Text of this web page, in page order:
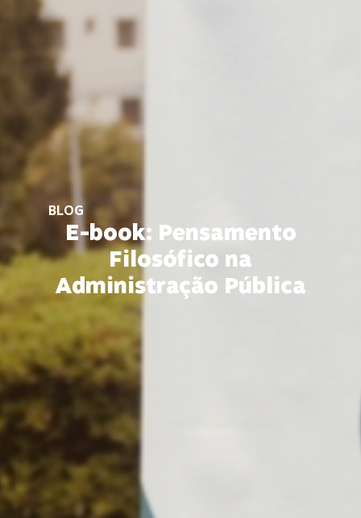
BLOG
E-book: Pensamento
Filosófico na
Administração Pública